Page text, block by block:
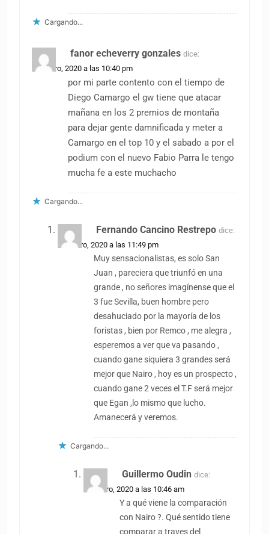
Cargando...
fanor echeverry gonzales dice:
28 enero, 2020 a las 10:40 pm
por mi parte contento con el tiempo de
Diego Camargo el gw tiene que atacar
mañana en los 2 premios de montaña
para dejar gente damnificada y meter a
Camargo en el top 10 y el sabado a por el
podium con el nuevo Fabio Parra le tengo
mucha fe a este muchacho
Cargando...
Fernando Cancino Restrepo dice:
28 enero, 2020 a las 11:49 pm
Muy sensacionalistas, es solo San
Juan , pareciera que triunfó en una
grande , no señores imagínense que el
3 fue Sevilla, buen hombre pero
desahuciado por la mayoría de los
foristas , bien por Remco , me alegra ,
esperemos a ver que va pasando ,
cuando gane siquiera 3 grandes será
mejor que Nairo , hoy es un prospecto ,
cuando gane 2 veces el T.F será mejor
que Egan ,lo mismo que lucho.
Amanecerá y veremos.
Cargando...
Guillermo Oudin dice:
29 enero, 2020 a las 10:46 am
Y a qué viene la comparación
con Nairo ?. Qué sentido tiene